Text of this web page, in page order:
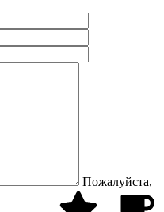
Пожалуйста,